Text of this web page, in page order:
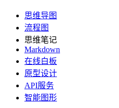
思维导图
流程图
思维笔记
Markdown
在线白板
原型设计
API服务
智能图形